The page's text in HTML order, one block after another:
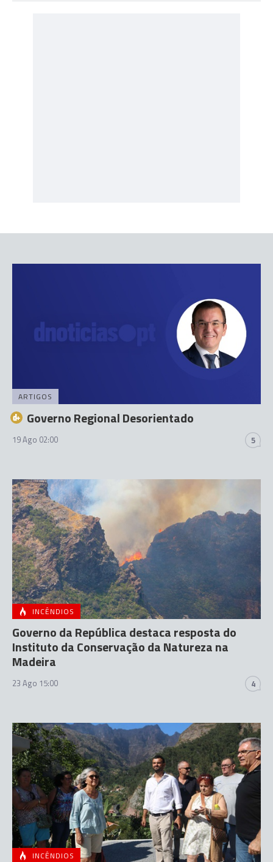
ARTIGOS
Governo Regional Desorientado
19 Ago 02:00 5
INCÊNDIOS
Governo da República destaca resposta do
Instituto da Conservação da Natureza na
Madeira
23 Ago 15:00 4
INCÊNDIOS